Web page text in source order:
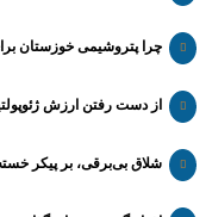
چرا پتروشیمی خوزستان برای
از دست رفتن ارزش
شلاق‌ بی‌برقی، بر پیکر